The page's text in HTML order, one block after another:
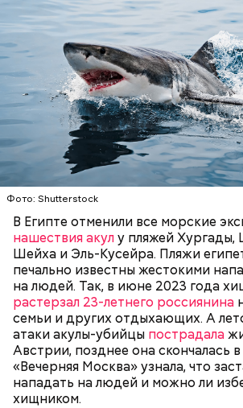
Фото: Shutterstock
В Египте отменили все морские
нашествия акулу пляжей
Шейха и Эль-Кусейра. Пляжи
печально известны жестокими
на людей. Так, в июне 2023 года
растерзал 23-летнего россиянина
семьи и других отдыхающих. А
атаки акулы-убийцы пострадала
Австрии, позднее она скончалась
«Вечерняя Москва» узнала, что
нападать на людей и можно ли
хищником.
— Очень много случаев
акулы атаковали небольшие суда с
пассажиры таких плавательных
оказывались жертвами этих
собеседник «ВМ».
БЕЗОПАСНОСТЬ СМЕРТЬ